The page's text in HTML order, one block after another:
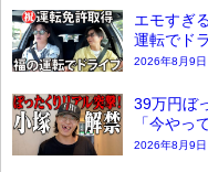
エモすぎ
運転でド
2026年8月9日
39万円ぼ
「今やっ
2026年8月9日